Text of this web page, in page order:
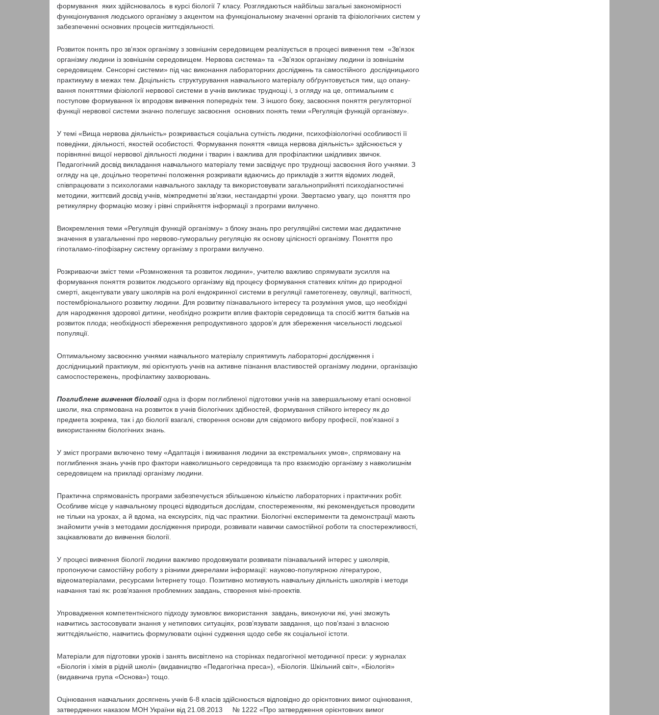
формування яких здійснювалось в курсі біології 7 класу. Розглядаються найбільш загальні закономірності
функціонування людського організму з акцентом на функціональному значенні органів та фізіологічних систем у
забезпеченні основних процесів життєдіяльності.
Розвиток понять про зв’язок організму з зовнішнім середовищем реалізується в процесі вивчення тем «Зв’язок
організму людини із зовнішнім середовищем. Нервова система» та «Зв’язок організму людини із зовнішнім
середовищем. Сенсорні системи» під час виконання лабораторних досліджень та самостійного дослідницького
практикуму в межах тем. Доцільність структурування навчального матеріалу обґрунтовується тим, що опану­
вання поняттями фізіології нервової системи в учнів викликає труднощі і, з огляду на це, оптимальним є
поступове формування їх впродовж вивчення попередніх тем. З іншого боку, засвоєння поняття регуляторної
функції нервової системи значно полегшує засвоєння основних понять теми «Регуляція функцій організму».
У темі «Вища нервова діяльність» розкривається соціальна сутність людини, психофізіологічні особливості її
поведінки, діяльності, якостей особистості. Формування поняття «вища нервова діяльність» здйснюється у
порівнянні вищої нервової діяльності людини і тварин і важлива для профілактики шкідливих звичок.
Педагогічний досвід викладання навчального матеріалу теми засвідчує про труднощі засвоєння його учнями. З
огляду на це, доцільно теоретичні положення розкривати вдаючись до прикладів з життя відомих людей,
співпрацювати з психологами навчального закладу та використовувати загальноприйняті психодіагностичні
методики, життєвий досвід учнів, міжпредметні зв’язки, нестандартні уроки. Звертаємо увагу, що поняття про
ретикулярну формацію мозку і рівні сприйняття інформації з програми вилучено.
Виокремлення теми «Регуляція функцій організму» з блоку знань про регуляційні системи має дидактичне
значення в узагальненні про нервово-гуморальну регуляцію як основу цілісності організму. Поняття про
гіпоталамо-гіпофізарну систему організму з програми вилучено.
Розкриваючи зміст теми «Розмноження та розвиток людини», учителю важливо спрямувати зусилля на
формування поняття розвиток людського організму від процесу формування статевих клітин до природної
смерті, акцентувати увагу школярів на ролі ендокринної системи в регуляції гаметогенезу, овуляції, вагітності,
постембріонального розвитку людини. Для розвитку пізнавального інтересу та розуміння умов, що необхідні
для народження здорової дитини, необхідно розкрити вплив факторів середовища та спосіб життя батьків на
розвиток плода; необхідності збереження репродуктивного здоров’я для збереження чисельності людської
популяції.
Оптимальному засвоєнню учнями навчального матеріалу сприятимуть лабораторні дослідження і
дослідницький практикум, які орієнтують учнів на активне пізнання властивостей організму людини, організацію
самоспостережень, профілактику захворювань.
Поглиблене вивчення біологіїодна із форм поглибленої підготовки учнів на завершальному етапі основної
школи, яка спрямована на розвиток в учнів біологіч­них здібностей, формування стійкого інтересу як до
предмета зокрема, так і до біології взагалі, створення основи для свідомого вибору професії, пов’яза­ної з
використанням біологічних знань.
У зміст програми включено тему «Адаптація і виживання людини за екстремальних умов», спрямовану на
поглиблення знань учнів про фактори навколишнього середовища та про взаємодію організму з навколишнім
середовищем на прикладі організму людини.
Практична спрямованість програми забезпечується збільшеною кількістю лабораторних і практичних робіт.
Особливе місце у навчальному процесі відводиться дослідам, спостереженням, які рекомендується проводити
не тільки на уроках, а й вдома, на екскурсіях, під час практики. Біологічні екс­перименти та демонстрації мають
знайомити учнів з методами дослідження природи, розвивати навички самостійної роботи та спостережливості,
заці­кавлювати до вивчення біології.
У процесі вивчення біології людини важливо продовжувати розвивати пізнавальний інтерес у школярів,
пропонуючи самостійну роботу з різними джерелами інформації: науково-популярною літературою,
відеоматеріалами, ресурсами Інтернету тощо. Позитивно мотивують навчальну діяльність школярів і методи
навчання такі як: розв’язання проблемних завдань, створення міні-проектів.
Упровадження компетентнісного підходу зумовлює використання завдань, виконуючи які, учні зможуть
навчитись застосовувати знання у нетипових ситуаціях, розв’язувати завдання, що пов’язані з власною
життєдіяльністю, навчитись формулювати оцінні судження щодо себе як соціальної істоти.
Матеріали для підготовки уроків і занять висвітлено на сторінках педагогічної методичної преси: у журналах
«Біологія і хімія в рідній школі» (видавництво «Педагогічна преса»), «Біологія. Шкільний світ», «Біологія»
(видавнича група «Основа») тощо.
Оцінювання навчальних досягнень учнів 6-8 класів здійснюється відповідно до орієнтовних вимог оцінювання,
затверджених наказом МОН України від 21.08.2013 № 1222 «Про затвердження орієнтовних вимог